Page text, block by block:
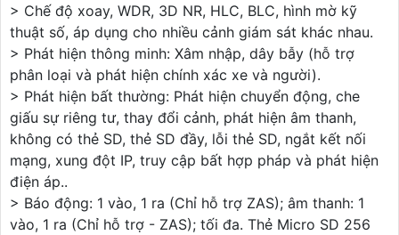
> Chế độ xoay, WDR, 3D NR, HLC, BLC, hình mờ kỹ
thuật số, áp dụng cho nhiều cảnh giám sát khác nhau.
> Phát hiện thông minh: Xâm nhập, dây bẫy (hỗ trợ
phân loại và phát hiện chính xác xe và người).
> Phát hiện bất thường: Phát hiện chuyển động, che
giấu sự riêng tư, thay đổi cảnh, phát hiện âm thanh,
không có thẻ SD, thẻ SD đầy, lỗi thẻ SD, ngắt kết nối
mạng, xung đột IP, truy cập bất hợp pháp và phát hiện
điện áp..
> Báo động: 1 vào, 1 ra (Chỉ hỗ trợ ZAS); âm thanh: 1
vào, 1 ra (Chỉ hỗ trợ - ZAS); tối đa. Thẻ Micro SD 256